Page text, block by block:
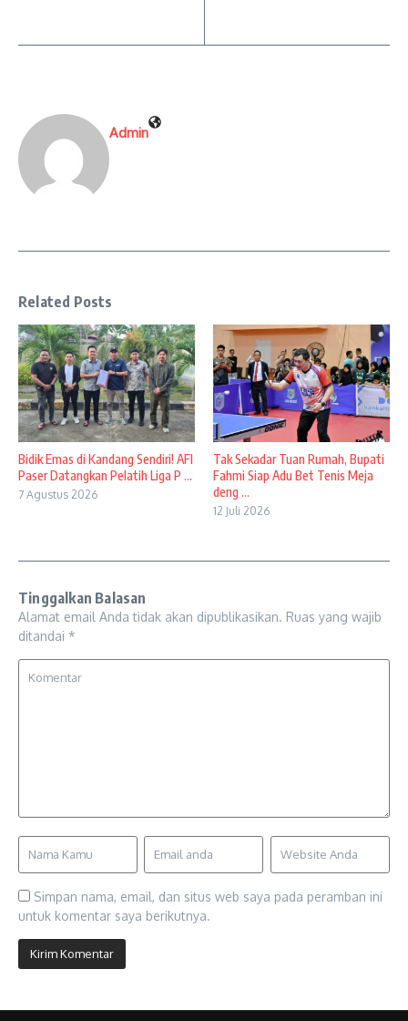
Admin
Related Posts
Bidik Emas di Kandang Sendiri! AFI
Paser Datangkan Pelatih Liga P ...
7 Agustus 2026
Tak Sekadar Tuan Rumah, Bupati
Fahmi Siap Adu Bet Tenis Meja
deng ...
12 Juli 2026
Tinggalkan Balasan
Alamat email Anda tidak akan dipublikasikan. Ruas yang wajib
ditandai *
Simpan nama, email, dan situs web saya pada peramban ini
untuk komentar saya berikutnya.